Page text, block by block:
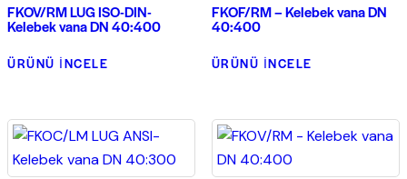
FKOV/RM LUG ISO-DIN-
Kelebek vana DN 40:400
ÜRÜNÜ İNCELE
FKOF/RM – Kelebek vana DN
40:400
ÜRÜNÜ İNCELE